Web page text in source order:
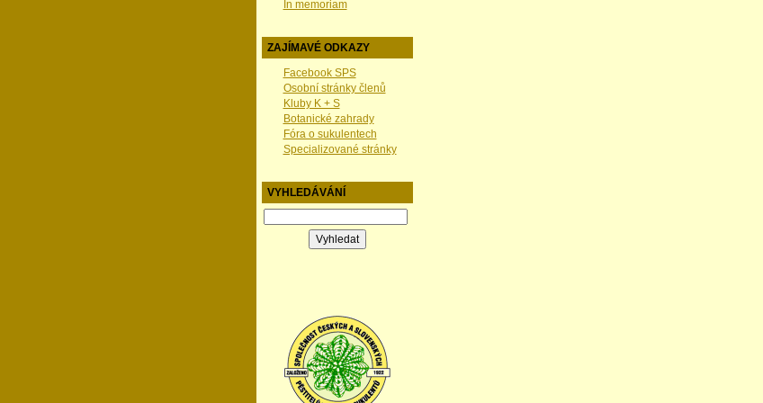
In memoriam
ZAJÍMAVÉ ODKAZY
Facebook SPS
Osobní stránky členů
Kluby K + S
Botanické zahrady
Fóra o sukulentech
Specializované stránky
VYHLEDÁVÁNÍ